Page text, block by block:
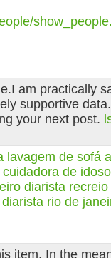
am practically
supportive
your next post.
lavagem de sofá
cuidadora de
diarista
diarista rio de
item. In the